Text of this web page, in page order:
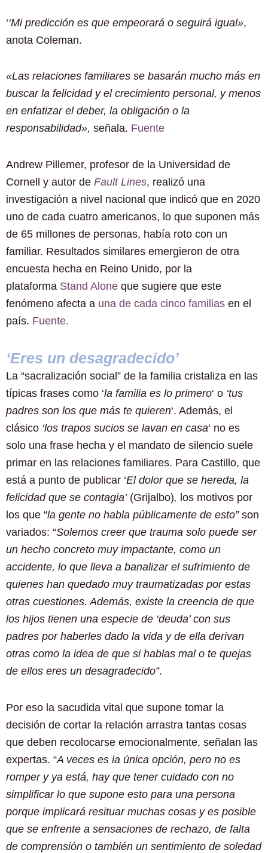
‘‘Mi predicción es que empeorará o seguirá igual»,
anota Coleman.
«Las relaciones familiares se basarán mucho más en
buscar la felicidad y el crecimiento personal, y menos
en enfatizar el deber, la obligación o la
responsabilidad», señala. Fuente
Andrew Pillemer, profesor de la Universidad de
Cornell y autor de Fault Lines, realizó una
investigación a nivel nacional que indicó que en 2020
uno de cada cuatro americanos, lo que suponen más
de 65 millones de personas, había roto con un
familiar. Resultados similares emergieron de otra
encuesta hecha en Reino Unido, por la
plataforma Stand Alone que sugiere que este
fenómeno afecta a una de cada cinco familias en el
país. Fuente.
‘Eres un desagradecido’
La “sacralización social” de la familia cristaliza en las
típicas frases como ‘la familia es lo primero‘ o ‘tus
padres son los que más te quieren‘. Además, el
clásico ‘los trapos sucios se lavan en casa‘ no es
solo una frase hecha y el mandato de silencio suele
primar en las relaciones familiares. Para Castillo, que
está a punto de publicar ‘El dolor que se hereda, la
felicidad que se contagia’ (Grijalbo), los motivos por
los que “la gente no habla públicamente de esto” son
variados: “Solemos creer que trauma solo puede ser
un hecho concreto muy impactante, como un
accidente, lo que lleva a banalizar el sufrimiento de
quienes han quedado muy traumatizadas por estas
otras cuestiones. Además, existe la creencia de que
los hijos tienen una especie de ‘deuda’ con sus
padres por haberles dado la vida y de ella derivan
otras como la idea de que si hablas mal o te quejas
de ellos eres un desagradecido”.
Por eso la sacudida vital que supone tomar la
decisión de cortar la relación arrastra tantas cosas
que deben recolocarse emocionalmente, señalan las
expertas. “A veces es la única opción, pero no es
romper y ya está, hay que tener cuidado con no
simplificar lo que supone esto para una persona
porque implicará resituar muchas cosas y es posible
que se enfrente a sensaciones de rechazo, de falta
de comprensión o también un sentimiento de soledad